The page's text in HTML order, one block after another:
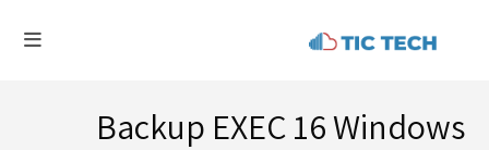
Backup EXEC 16 Windows